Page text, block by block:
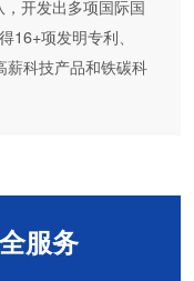
开发出多项国际国
16+项发明专利、
薪科技产品和铁碳科
服务